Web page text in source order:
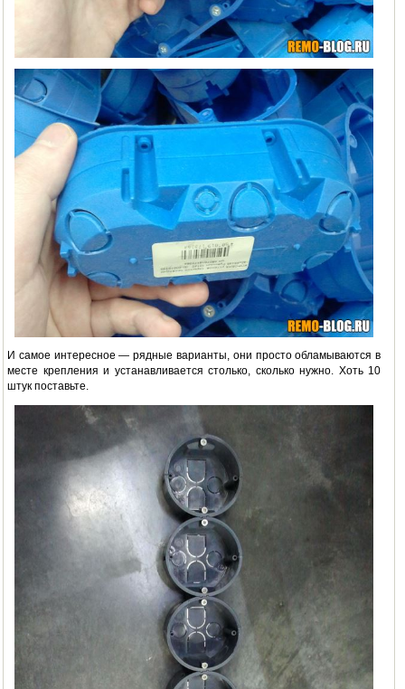
И самое интересное — рядные варианты, они просто обламываются в
месте крепления и устанавливается столько, сколько нужно. Хоть 10
штук поставьте.